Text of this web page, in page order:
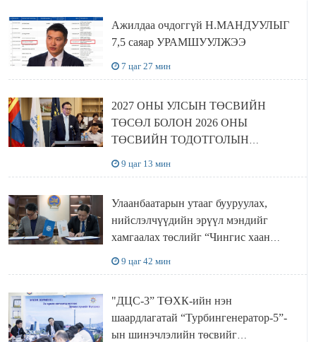
Ажилдаа очдоггүй Н.МАНДУУЛЫГ
7,5 саяар УРАМШУУЛЖЭЭ
7 цаг 27 мин
2027 ОНЫ УЛСЫН ТӨСВИЙН
ТӨСӨЛ БОЛОН 2026 ОНЫ
ТӨСВИЙН ТОДОТГОЛЫН
9 цаг 13 мин
Улаанбаатарын утааг бууруулах,
нийслэлчүүдийн эрүүл мэндийг
хамгаалах төслийг “Чингис хаан
9 цаг 42 мин
"ДЦС-3” ТӨХК-ийн нэн
шаардлагатай “Турбингенератор-5”-
ын шинэчлэлийн төсвийг